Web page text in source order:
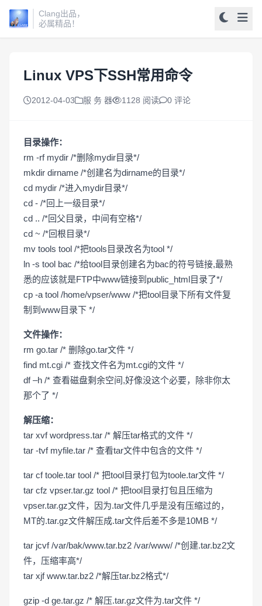
Clang出品，
必属精品！
Linux VPS下SSH常用命令
2012-04-03 服 务 器 1128 阅读 0 评论
目录操作：
rm -rf mydir /*删除mydir目录*/
mkdir dirname /*创建名为dirname的目录*/
cd mydir /*进入mydir目录*/
cd - /*回上一级目录*/
cd .. /*回父目录，中间有空格*/
cd ~ /*回根目录*/
mv tools tool /*把tools目录改名为tool */
ln -s tool bac /*给tool目录创建名为bac的符号链接,最熟
悉的应该就是FTP中www链接到public_html目录了*/
cp -a tool /home/vpser/www /*把tool目录下所有文件复
制到www目录下 */
文件操作：
rm go.tar /* 删除go.tar文件 */
find mt.cgi /* 查找文件名为mt.cgi的文件 */
df –h /* 查看磁盘剩余空间,好像没这个必要，除非你太
那个了 */
解压缩：
tar xvf wordpress.tar /* 解压tar格式的文件 */
tar -tvf myfile.tar /* 查看tar文件中包含的文件 */
tar cf toole.tar tool /* 把tool目录打包为toole.tar文件 */
tar cfz vpser.tar.gz tool /* 把tool目录打包且压缩为
vpser.tar.gz文件，因为.tar文件几乎是没有压缩过的，
MT的.tar.gz文件解压成.tar文件后差不多是10MB */
tar jcvf /var/bak/www.tar.bz2 /var/www/ /*创建.tar.bz2文
件，压缩率高*/
tar xjf www.tar.bz2 /*解压tar.bz2格式*/
gzip -d ge.tar.gz /* 解压.tar.gz文件为.tar文件 */